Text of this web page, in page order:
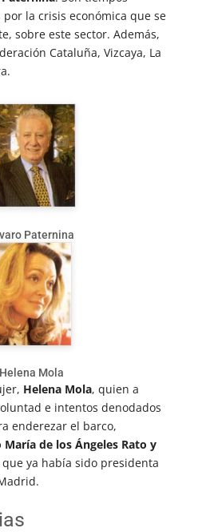
la crisis económica que se
sobre este sector. Además,
Cataluña, Vizcaya, La
Paternina
Helena Mola
Helena Mola, quien a
e intentos denodados
enderezar el barco,
de los Ángeles Rato y
ya había sido presidenta